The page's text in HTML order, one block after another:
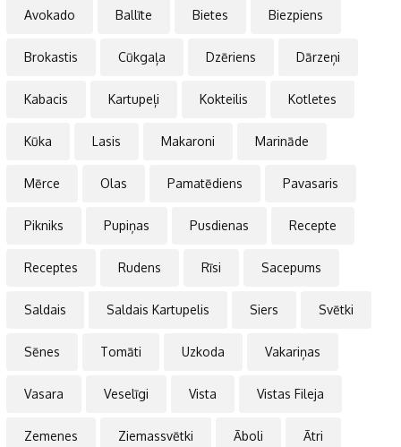
Avokado Ballīte Bietes Biezpiens
Brokastis Cūkgaļa Dzēriens Dārzeņi
Kabacis Kartupeļi Kokteilis Kotletes
Kūka Lasis Makaroni Marināde
Mērce Olas Pamatēdiens Pavasaris
Pikniks Pupiņas Pusdienas Recepte
Receptes Rudens Rīsi Sacepums
Saldais Saldais Kartupelis Siers Svētki
Sēnes Tomāti Uzkoda Vakariņas
Vasara Veselīgi Vista Vistas Fileja
Zemenes Ziemassvētki Āboli Ātri